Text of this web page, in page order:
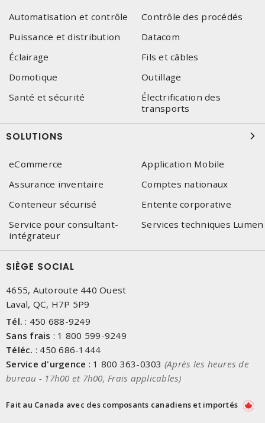
Automatisation et contrôle
Contrôle des procédés
Puissance et distribution
Datacom
Éclairage
Fils et câbles
Domotique
Outillage
Santé et sécurité
Électrification des
transports
SOLUTIONS
eCommerce
Application Mobile
Assurance inventaire
Comptes nationaux
Conteneur sécurisé
Entente corporative
Service pour consultant-
intégrateur
Services techniques Lumen
SIÈGE SOCIAL
4655, Autoroute 440 Ouest
Laval, QC, H7P 5P9
Tél. : 450 688-9249
Sans frais : 1 800 599-9249
Téléc. : 450 686-1444
Service d'urgence : 1 800 363-0303 (Après les heures de
bureau - 17h00 et 7h00, Frais applicables)
Fait au Canada avec des composants canadiens et importés